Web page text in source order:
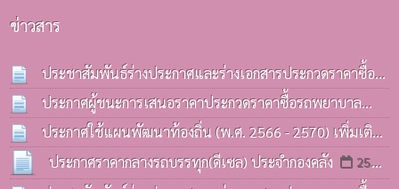
ข่าวสาร
ประชาสัมพันธ์ร่างประกาศและร่างเอกสารประกวดราคาซื้อ
รถบรรทุก(ดีเซล) ประจำกองคลังฯ
13 ก.ค. 2569
ประกาศผู้ชนะการเสนอราคาประกวดราคาซื้อรถพยาบาล
ฉุกเฉิน(รถกระบะ) ด้วยวิธีประกวดราคาอิเล็กทรอนิกส์(e-
bidding)
08 ก.ค. 2569
ประกาศใช้แผนพัฒนาท้องถิ่น (พ.ศ. 2566 - 2570) เพิ่มเติม
ครั้งที่ 3 / 2569
06 ก.ค. 2569
ประกาศราคากลางรถบรรทุก(ดีเซล) ประจำกองคลัง
25